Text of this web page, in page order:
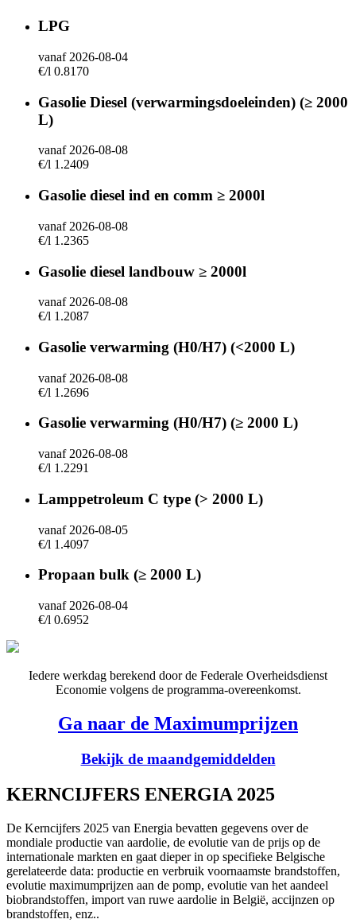
LPG
vanaf 2026-08-04
€/l 0.8170
Gasolie Diesel (verwarmingsdoeleinden) (≥ 2000
L)
vanaf 2026-08-08
€/l 1.2409
Gasolie diesel ind en comm ≥ 2000l
vanaf 2026-08-08
€/l 1.2365
Gasolie diesel landbouw ≥ 2000l
vanaf 2026-08-08
€/l 1.2087
Gasolie verwarming (H0/H7) (<2000 L)
vanaf 2026-08-08
€/l 1.2696
Gasolie verwarming (H0/H7) (≥ 2000 L)
vanaf 2026-08-08
€/l 1.2291
Lamppetroleum C type (> 2000 L)
vanaf 2026-08-05
€/l 1.4097
Propaan bulk (≥ 2000 L)
vanaf 2026-08-04
€/l 0.6952
Iedere werkdag berekend door de Federale Overheidsdienst
Economie volgens de programma-overeenkomst.
Ga naar de Maximumprijzen
Bekijk de maandgemiddelden
KERNCIJFERS ENERGIA 2025
De Kerncijfers 2025 van Energia bevatten gegevens over de
mondiale productie van aardolie, de evolutie van de prijs op de
internationale markten en gaat dieper in op specifieke Belgische
gerelateerde data: productie en verbruik voornaamste brandstoffen,
evolutie maximumprijzen aan de pomp, evolutie van het aandeel
biobrandstoffen, import van ruwe aardolie in België, accijnzen op
brandstoffen, enz..